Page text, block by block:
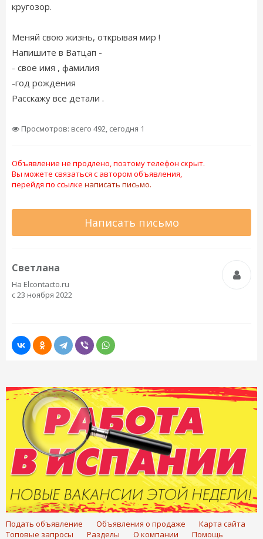
кругозор.
Меняй свою жизнь, открывая мир !
Напишите в Ватцап -
- свое имя , фамилия
-год рождения
Расскажу все детали .
Просмотров: всего 492, сегодня 1
Объявление не продлено, поэтому телефон скрыт.
Вы можете связаться с автором объявления,
перейдя по ссылке написать письмо.
Написать письмо
Светлана
На Elcontacto.ru
с 23 ноября 2022
Подать объявление Объявления о продаже
Карта сайта
Топовые запросы
Разделы О компании Помощь